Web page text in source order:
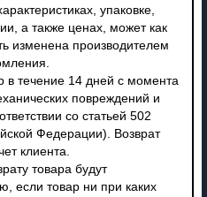
упаковке,
а также ценах, может как
изменена производителем
в течение 14 дней с момента
повреждений и
со статьей 502
Федерации). Возврат
клиента.
товара будут
если товар ни при каких